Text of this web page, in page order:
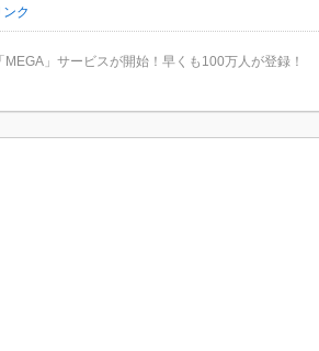
ク
」サービスが開始！早くも100万人が登録！